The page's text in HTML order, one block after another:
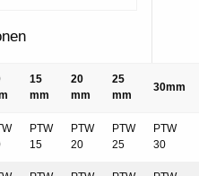
15
mm
20
mm
25
mm
30mm
PTW
15
PTW
20
PTW
25
PTW
30